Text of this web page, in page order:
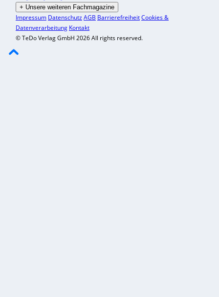
+ Unsere weiteren Fachmagazine
Impressum DatenschutzAGB BarrierefreiheitCookies &
Datenverarbeitung Kontakt
© TeDo Verlag GmbH 2026 All rights reserved.